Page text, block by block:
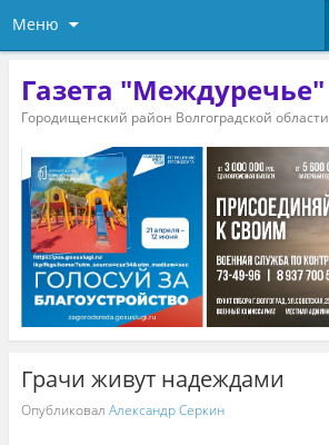
Меню
Газета "Междуречье"
Городищенский район Волгоградской области
Грачи живут надеждами
Опубликовал Александр Серкин